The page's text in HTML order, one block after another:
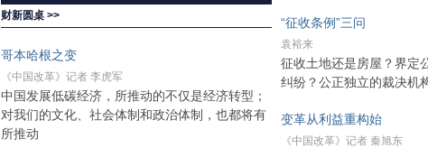
财新圆桌 >>
哥本哈根之变
《中国改革》记者 李虎军
中国发展低碳经济，所推动的不仅是经济转型；
对我们的文化、社会体制和政治体制，也都将有
所推动
“征收条例”三问
袁裕来
征收土地还是房屋？界定
纠纷？公正独立的裁决机
变革从利益重构始
《中国改革》记者 秦旭东